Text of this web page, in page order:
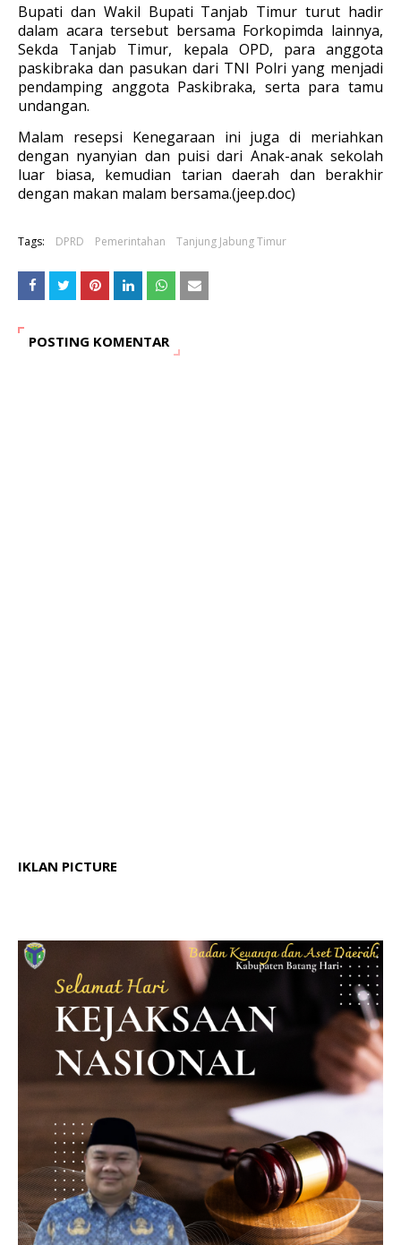
Bupati dan Wakil Bupati Tanjab Timur turut hadir
dalam acara tersebut bersama Forkopimda lainnya,
Sekda Tanjab Timur, kepala OPD, para anggota
paskibraka dan pasukan dari TNI Polri yang menjadi
pendamping anggota Paskibraka, serta para tamu
undangan.
Malam resepsi Kenegaraan ini juga di meriahkan
dengan nyanyian dan puisi dari Anak-anak sekolah
luar biasa, kemudian tarian daerah dan berakhir
dengan makan malam bersama.(jeep.doc)
Tags: DPRD Pemerintahan Tanjung Jabung Timur
POSTING KOMENTAR
IKLAN PICTURE